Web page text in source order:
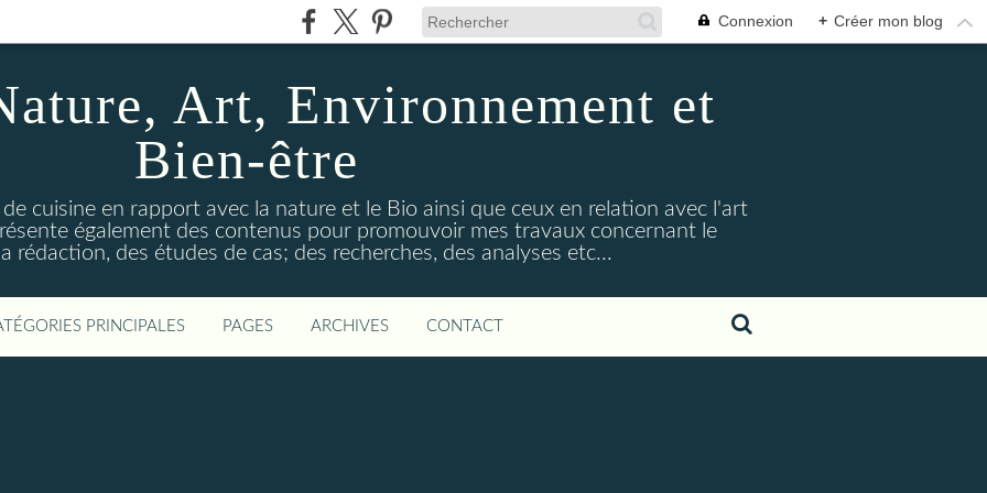
Connexion + Créer mon blog
Art, Environnement et
Bien-être
cuisine en rapport avec la nature et le Bio ainsi que ceux en relation avec l'art
également des contenus pour promouvoir mes travaux concernant le
rédaction, des études de cas; des recherches, des analyses etc...
PRINCIPALES PAGES ARCHIVES CONTACT